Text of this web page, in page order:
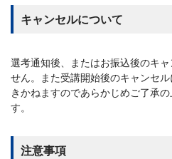
キャンセルについて
選考通知後、またはお振込後のキ
せん。また受講開始後のキャンセ
きかねますのであらかじめご了承
す。
注意事項